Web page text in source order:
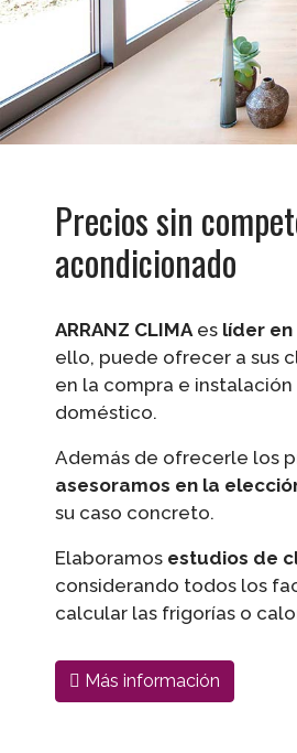
Precios sin
acondicionado
ARRANZ CLIMAes líder
ello, puede ofrecer a sus
en la compra e
doméstico.
Además de ofrecerle los
asesoramos en la
su caso concreto.
Elaboramos estudios de
considerando todos los
calcular las frigorías o
Más información